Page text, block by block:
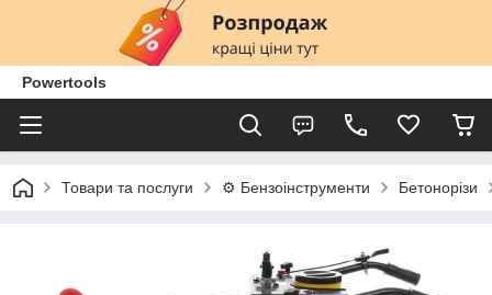
Powertools
Товари та послуги ⚙️ Бензоінструменти Бетонорізи